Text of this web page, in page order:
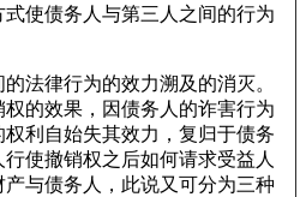
式使债务人与第三人之间的行为
法律行为的效力溯及的消灭。
的效果，因债务人的诈害行为
权利自始失其效力，复归于债务
行使撤销权之后如何请求受益人
与债务人，此说又可分为三种